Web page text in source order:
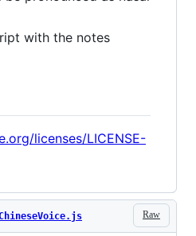
with the notes
licenses/LICENSE-
Raw